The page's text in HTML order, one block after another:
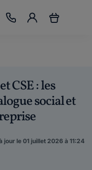
CSE : les
social et
jour le 01 juillet 2026 à 11:24